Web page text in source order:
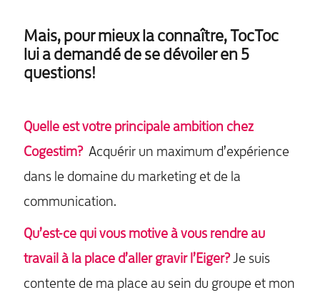
Mais, pour mieux la connaître, TocToc
lui a demandé de se dévoiler en 5
questions!
Quelle est votre principale ambition chez
Cogestim? Acquérir un maximum d’expérience
dans le domaine du marketing et de la
communication.
Qu’est-ce qui vous motive à vous rendre au
travail à la place d’aller gravir l’Eiger?Je suis
contente de ma place au sein du groupe et mon